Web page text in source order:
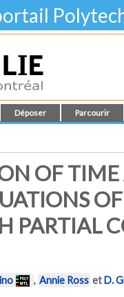
Déposer Parcourir
OF
PARTIAL
, Annie Ross etD.